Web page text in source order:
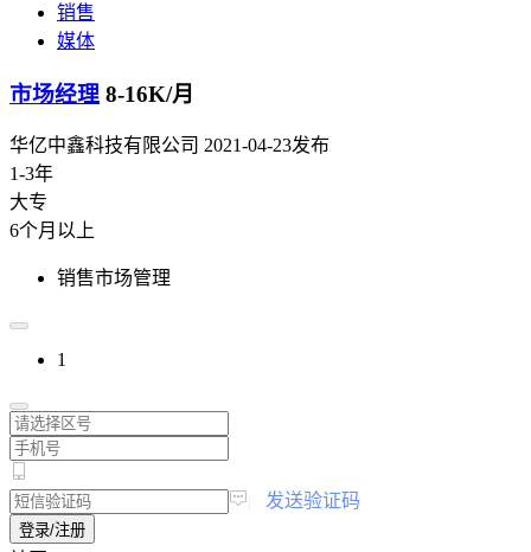
销售
媒体
市场经理 8-16K/月
华亿中鑫科技有限公司 2021-04-23发布
1-3年
大专
6个月以上
销售市场管理
1
发送验证码
登录/注册